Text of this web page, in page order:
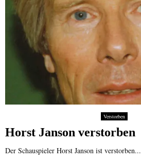
Verstorben
Horst Janson verstorben
Der Schauspieler Horst Janson ist verstorben...